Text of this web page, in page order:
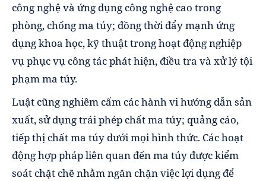
công nghệ và ứng dụng công nghệ cao trong
phòng, chống ma túy; đồng thời đẩy mạnh ứng
dụng khoa học, kỹ thuật trong hoạt động nghiệp
vụ phục vụ công tác phát hiện, điều tra và xử lý tội
phạm ma túy.
Luật cũng nghiêm cấm các hành vi hướng dẫn sản
xuất, sử dụng trái phép chất ma túy; quảng cáo,
tiếp thị chất ma túy dưới mọi hình thức. Các hoạt
động hợp pháp liên quan đến ma túy được kiểm
soát chặt chẽ nhằm ngăn chặn việc lợi dụng để